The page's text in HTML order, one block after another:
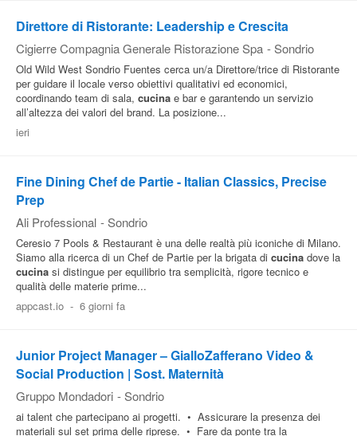
Direttore di Ristorante: Leadership e Crescita
Cigierre Compagnia Generale Ristorazione Spa - Sondrio
Old Wild West Sondrio Fuentes cerca un/a Direttore/trice di Ristorante
per guidare il locale verso obiettivi qualitativi ed economici,
coordinando team di sala, cucina e bar e garantendo un servizio
all’altezza dei valori del brand. La posizione...
ieri
Fine Dining Chef de Partie - Italian Classics, Precise
Prep
Ali Professional - Sondrio
Ceresio 7 Pools & Restaurant è una delle realtà più iconiche di Milano.
Siamo alla ricerca di un Chef de Partie per la brigata di cucina dove la
cucina si distingue per equilibrio tra semplicità, rigore tecnico e
qualità delle materie prime...
appcast.io - 6 giorni fa
Junior Project Manager – GialloZafferano Video &
Social Production | Sost. Maternità
Gruppo Mondadori - Sondrio
ai talent che partecipano ai progetti. • Assicurare la presenza dei
materiali sul set prima delle riprese. • Fare da ponte tra la